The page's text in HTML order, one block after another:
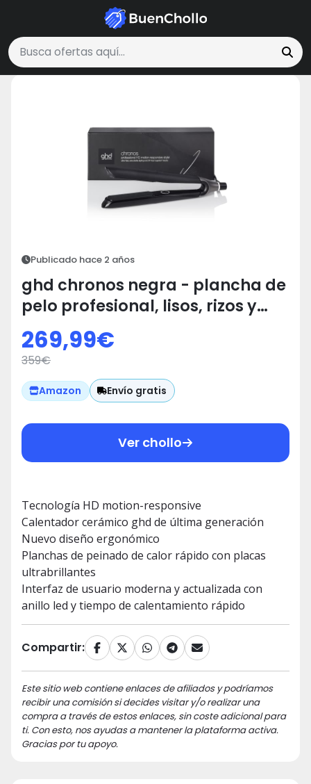
Buscar ofertas
Salud y Bellezaghd chronos negra - plancha de pelo
Publicado hace 2 años
ghd chronos negra - plancha de
pelo profesional, lisos, rizos y
ondas de alta definición, 3 veces
más rápida, tecnología HD
motion-responsive,
temperatura óptima de peinado
269,99€
359€
Amazon Envío gratis
Ver chollo
Tecnología HD motion-responsive
Calentador cerámico ghd de última generación
Nuevo diseño ergonómico
Planchas de peinado de calor rápido con placas
ultrabrillantes
Interfaz de usuario moderna y actualizada con
anillo led y tiempo de calentamiento rápido
Compartir:
Este sitio web contiene enlaces de afiliados y podríamos
recibir una comisión si decides visitar y/o realizar una
compra a través de estos enlaces, sin coste adicional para
ti. Con esto, nos ayudas a mantener la plataforma activa.
Gracias por tu apoyo.